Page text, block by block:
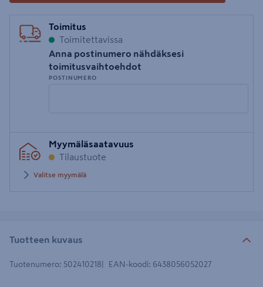
Toimitus
Toimitettavissa
Anna postinumero nähdäksesi
toimitusvaihtoehdot
POSTINUMERO
postinumero
Myymäläsaatavuus
Tilaustuote
Valitse myymälä
Tuotteen kuvaus
Tuotenumero: 502410218 EAN-koodi: 6438056052027